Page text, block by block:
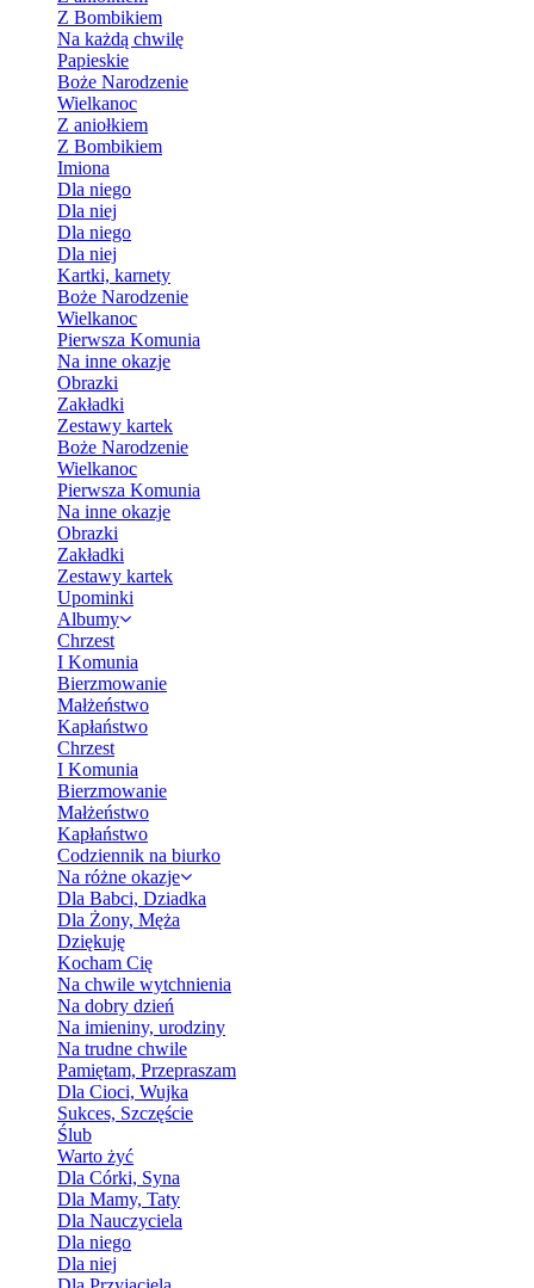
Z Bombikiem
Na każdą chwilę
Papieskie
Boże Narodzenie
Wielkanoc
Z aniołkiem
Z Bombikiem
Imiona
Dla niego
Dla niej
Dla niego
Dla niej
Kartki, karnety
Boże Narodzenie
Wielkanoc
Pierwsza Komunia
Na inne okazje
Obrazki
Zakładki
Zestawy kartek
Boże Narodzenie
Wielkanoc
Pierwsza Komunia
Na inne okazje
Obrazki
Zakładki
Zestawy kartek
Upominki
Albumy
Chrzest
I Komunia
Bierzmowanie
Małżeństwo
Kapłaństwo
Chrzest
I Komunia
Bierzmowanie
Małżeństwo
Kapłaństwo
Codziennik na biurko
Na różne okazje
Dla Babci, Dziadka
Dla Żony, Męża
Dziękuję
Kocham Cię
Na chwile wytchnienia
Na dobry dzień
Na imieniny, urodziny
Na trudne chwile
Pamiętam, Przepraszam
Dla Cioci, Wujka
Sukces, Szczęście
Ślub
Warto żyć
Dla Córki, Syna
Dla Mamy, Taty
Dla Nauczyciela
Dla niego
Dla niej